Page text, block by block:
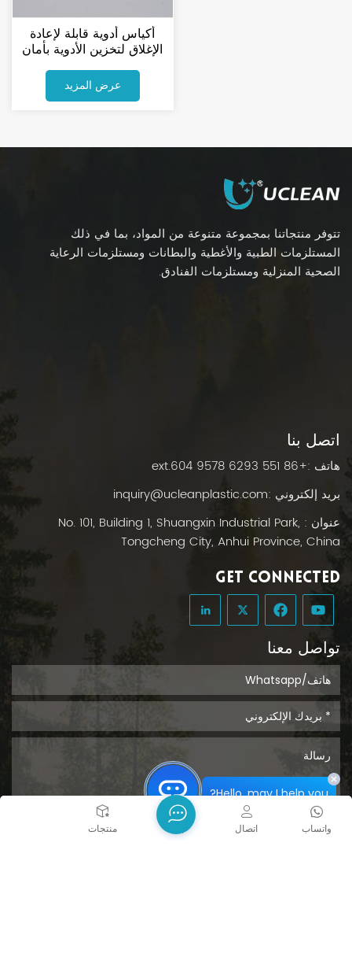
أكياس أدوية قابلة لإعادة
الإغلاق لتخزين الأدوية بأمان
عرض المزيد
تتوفر منتجاتنا بمجموعة متنوعة من المواد، بما في ذلك
المستلزمات الطبية والأغطية والبطانات ومستلزمات الرعاية
الصحية المنزلية ومستلزمات الفنادق.
اتصل بنا
هاتف :+86 551 6293 9578 ext.604
بريد إلكتروني :inquiry@ucleanplastic.com
عنوان : No. 101, Building 1, Shuangxin Industrial Park,
Tongcheng City, Anhui Province, China
GET CONNECTED
تواصل معنا
بيت منتجات واتساب اتصال
Hello, may I help you?